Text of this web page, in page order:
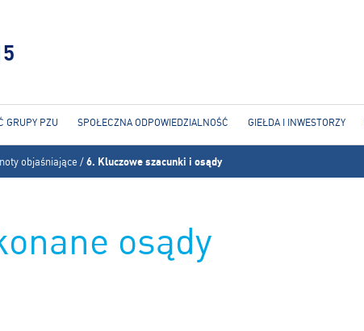
objaśniające /6. Kluczowe szacunki i osądy
osądy
GRUPY PZU SPOŁECZNA ODPOWIEDZIALNOŚĆ GIEŁDA I INWESTORZY